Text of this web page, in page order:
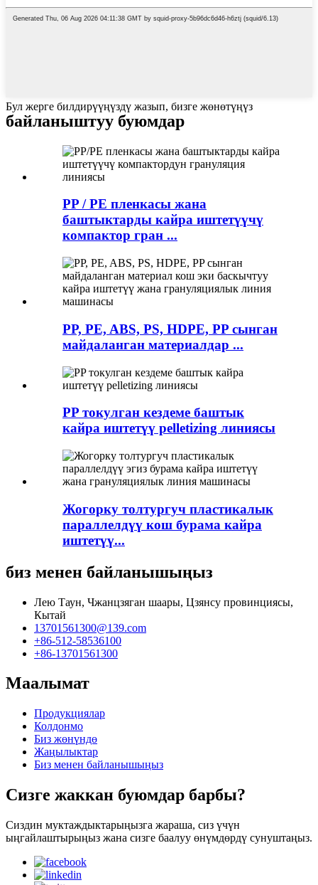
Бул жерге билдирүүңүздү жазып, бизге жөнөтүңүз
байланыштуу буюмдар
PP / PE пленкасы жана
баштыктарды кайра иштетүүчү
компактор гран ...
PP, PE, ABS, PS, HDPE, PP сынган
майдаланган материалдар ...
PP токулган кездеме баштык
кайра иштетүү pelletizing линиясы
Жогорку толтургуч пластикалык
параллелдүү кош бурама кайра
иштетүү...
биз менен байланышыңыз
Лею Таун, Чжанцзяган шаары, Цзянсу провинциясы,
Кытай
13701561300@139.com
+86-512-58536100
+86-13701561300
Маалымат
Продукциялар
Колдонмо
Биз жөнүндө
Жаңылыктар
Биз менен байланышыңыз
Сизге жаккан буюмдар барбы?
Сиздин муктаждыктарыңызга жараша, сиз үчүн
ыңгайлаштырыңыз жана сизге баалуу өнүмдөрдү сунуштаңыз.